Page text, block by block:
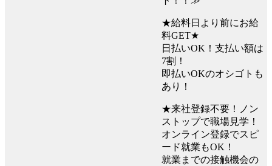
★給料日より前にお給
料GET★
日払いOK！支払い額は
7割！
即払いOKのオシゴトも
あり！
★来社登録不要！ノン
ストップで職場見学！
オンライン登録でスピ
ード就業もOK！
就業までの接触機会の